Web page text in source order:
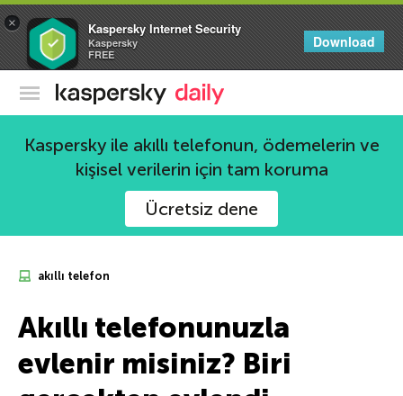
× Kaspersky Internet Security
Kaspersky
FREE
Download
Kaspersky Resmi Blogu
Kaspersky ile akıllı telefonun, ödemelerin ve
kişisel verilerin için tam koruma
Ücretsiz dene
akıllı telefon
Akıllı telefonunuzla
evlenir misiniz? Biri